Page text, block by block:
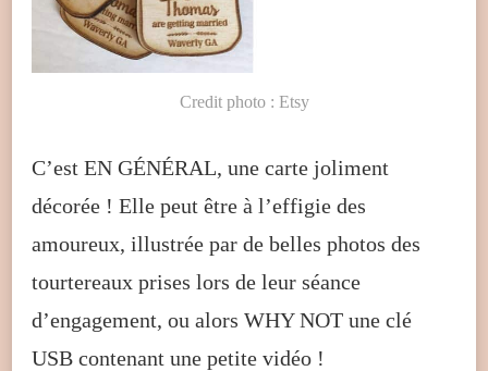
Credit photo : Etsy
C’est EN GÉNÉRAL, une carte joliment
décorée ! Elle peut être à l’effigie des
amoureux, illustrée par de belles photos des
tourtereaux prises lors de leur séance
d’engagement, ou alors WHY NOT une clé
USB contenant une petite vidéo !